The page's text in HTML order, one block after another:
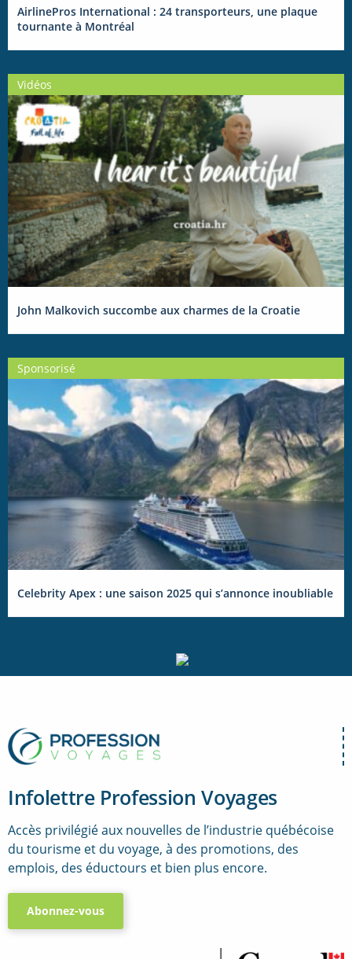
AirlinePros International : 24 transporteurs, une plaque
tournante à Montréal
Vidéos
John Malkovich succombe aux charmes de la Croatie
Sponsorisé
Celebrity Apex : une saison 2025 qui s’annonce inoubliable
Infolettre Profession Voyages
Accès privilégié aux nouvelles de l’industrie québécoise
du tourisme et du voyage, à des promotions, des
emplois, des éductours et bien plus encore.
Abonnez-vous